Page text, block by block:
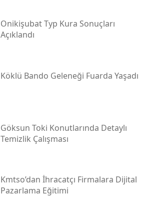
Onikişubat Typ Kura Sonuçları
Açıklandı
Köklü Bando Geleneği Fuarda Yaşadı
Göksun Toki̇ Konutlarında Detaylı
Temizlik Çalışması
Kmtso’dan İhracatçı Firmalara Dijital
Pazarlama Eğitimi